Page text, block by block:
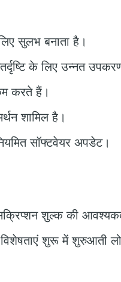
सुलभ बनाता है।
के लिए उन्नत
करते हैं।
शामिल है।
सॉफ्टवेयर अपडेट।
शुल्क की
शुरू में शुरुआती